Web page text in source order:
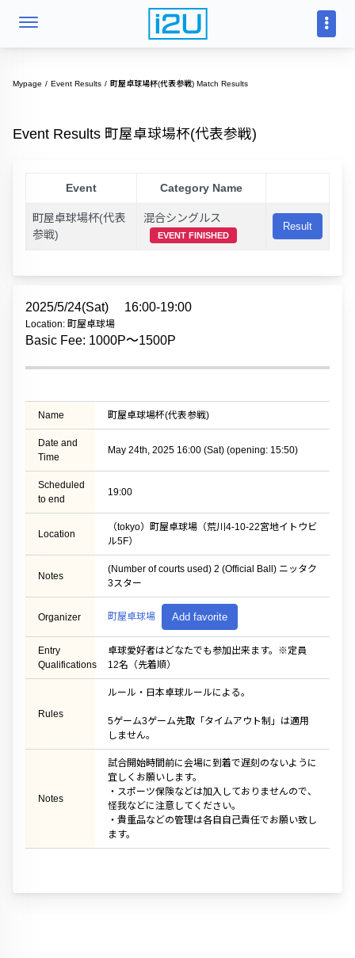
Mypage Event Results 町屋卓球場杯(代表参戦) Match Results
Event Results 町屋卓球場杯(代表参戦)
Event Category Name
町屋卓球場杯(代表
参戦)
混合シングルス
EVENT FINISHED
Result
2025/5/24(Sat) 16:00-19:00
Location: 町屋卓球場
Basic Fee: 1000P〜1500P
Name 町屋卓球場杯(代表参戦)
Date and
Time
May 24th, 2025 16:00 (Sat) (opening: 15:50)
Scheduled
to end
19:00
Location
（tokyo）町屋卓球場（荒川4-10-22宮地イトウビ
ル5F）
Notes
(Number of courts used) 2 (Official Ball) ニッタク
3スター
Organizer 町屋卓球場 Add favorite
Entry
Qualifications
卓球愛好者はどなたでも参加出来ます。※定員
12名（先着順）
Rules
ルール・日本卓球ルールによる。
5ゲーム3ゲーム先取「タイムアウト制」は適用
しません。
Notes
試合開始時間前に会場に到着で遅刻のないように
宜しくお願いします。
・スポーツ保険などは加入しておりませんので、
怪我などに注意してください。
・貴重品などの管理は各自自己責任でお願い致し
ます。